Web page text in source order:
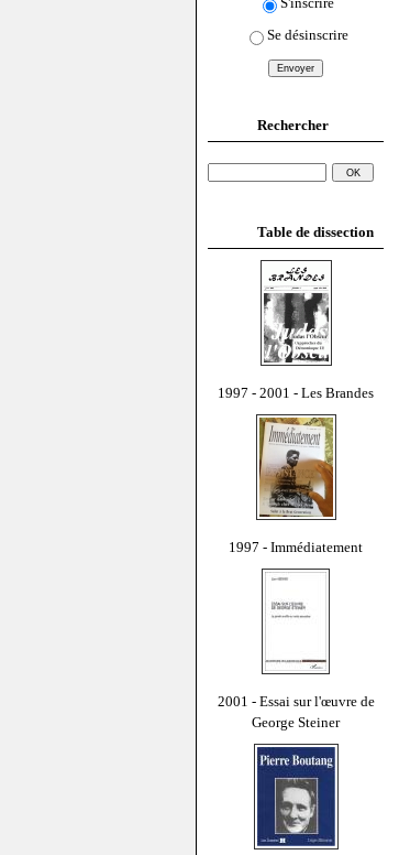
Se désinscrire
Rechercher
Table de dissection
1997 - 2001 - Les Brandes
1997 - Immédiatement
2001 - Essai sur l'œuvre de
George Steiner